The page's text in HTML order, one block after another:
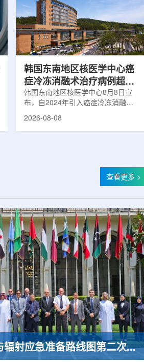
究提供支撑。从上方拍摄的研究堆水
池。(图片：国际原子能机构)在医疗
领域，研究堆是医用放射性同位素的
重要来源。其中，锝-99m被广泛用
于癌症以及心脏、脑部和骨骼疾病诊
韩国东南地区核医学中心癌
症冷冻消融术治疗病例超过
100例
韩国东南地区核医学中心8月8日宣
布，自2024年引入癌症冷冻消融术
以来，中心已完成超过100例相关手
的超低温冷冻病灶，使癌细胞发生坏
死。由于低温冷冻本身具有一定麻醉
术后较快恢复。据该中心介绍，目前
接受治疗的患者中，肝...
2026-08-08
查看更多 >
阿拉伯联盟召开核与辐射应急准备路线图第二次技术委员会会议，聚焦跨境协调与IAEA义务对接